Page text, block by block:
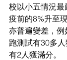
校以小五情況
疫前的8%升至
亦普遍變差，
跑測試有30多
有2人獲滿分。